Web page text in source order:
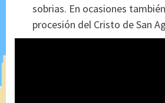
sobrias. En ocasiones
procesión del Cristo de San